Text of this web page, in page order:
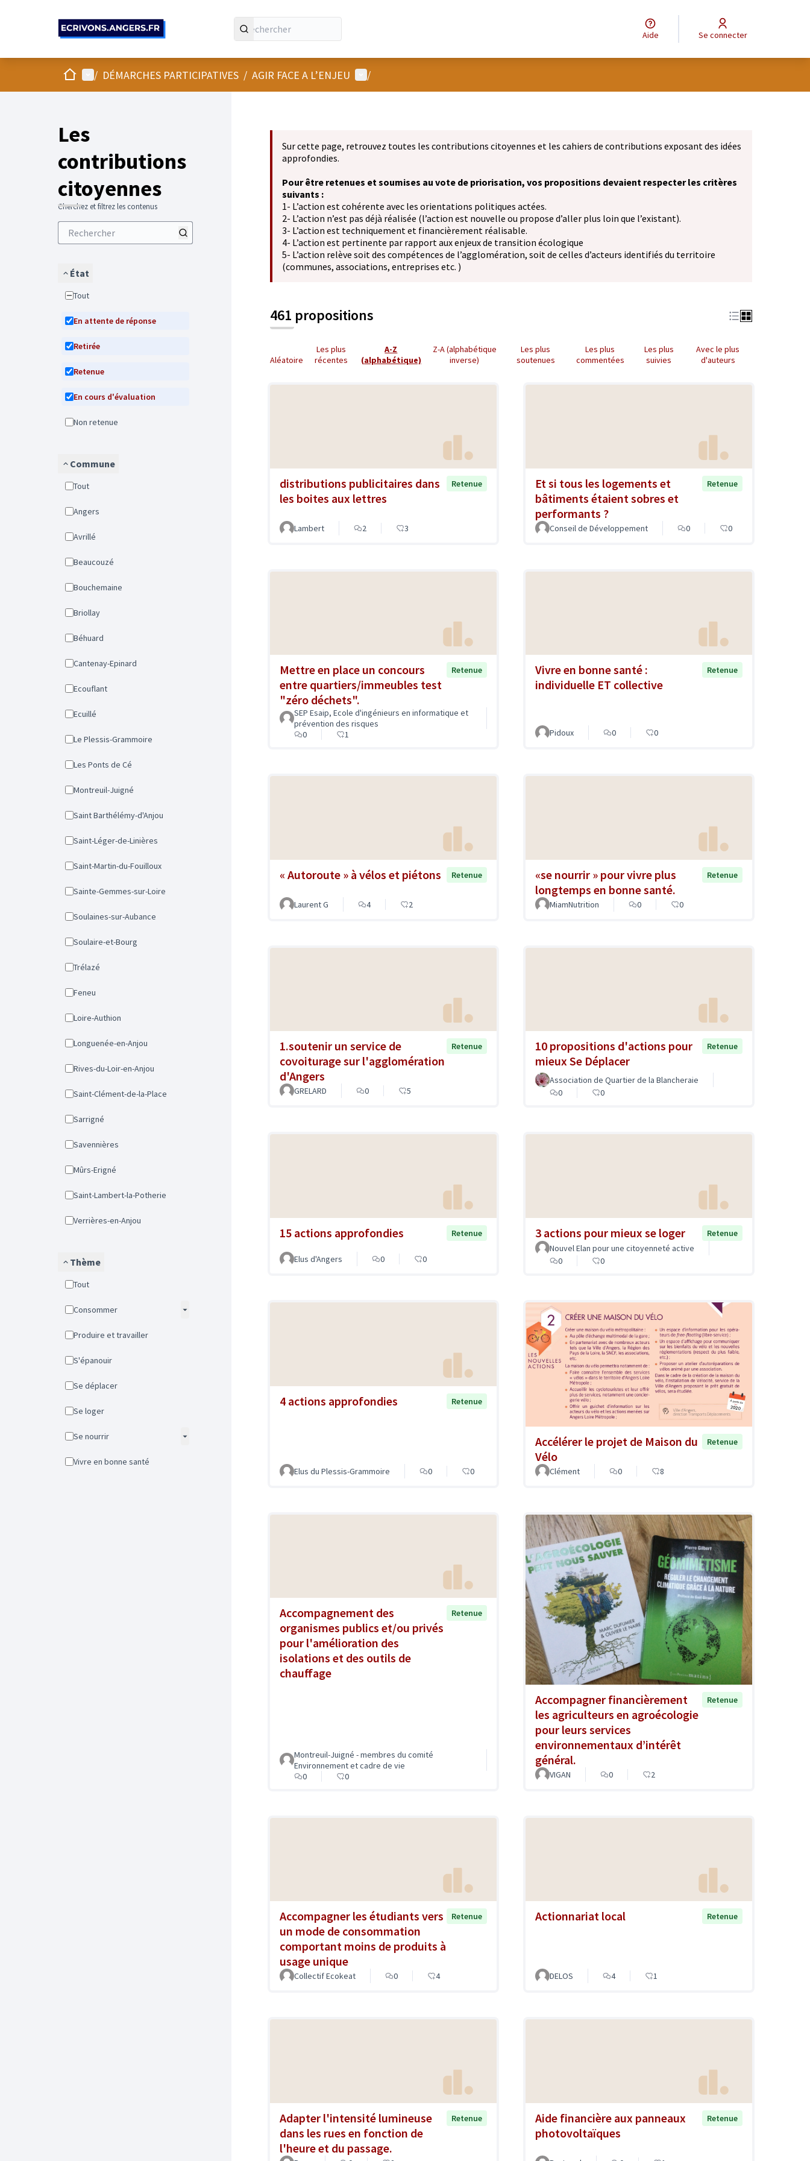
Aide Se connecter
AccueilMenu principal
/ DÉMARCHES PARTICIPATIVES / AGIR FACE A L’ENJEU Menu utilisateur
/
Les
contributions
citoyennes
Cherchez et filtrez les contenus
État
Tout
En attente de réponse
Retirée
Retenue
En cours d'évaluation
Non retenue
Commune
Tout
Angers
Avrillé
Beaucouzé
Bouchemaine
Briollay
Béhuard
Cantenay-Epinard
Ecouflant
Ecuillé
Le Plessis-Grammoire
Les Ponts de Cé
Montreuil-Juigné
Saint Barthélémy-d'Anjou
Saint-Léger-de-Linières
Saint-Martin-du-Fouilloux
Sainte-Gemmes-sur-Loire
Soulaines-sur-Aubance
Soulaire-et-Bourg
Trélazé
Feneu
Loire-Authion
Longuenée-en-Anjou
Rives-du-Loir-en-Anjou
Saint-Clément-de-la-Place
Sarrigné
Savennières
Mûrs-Erigné
Saint-Lambert-la-Potherie
Verrières-en-Anjou
Thème
Tout
Consommer
Produire et travailler
S'épanouir
Se déplacer
Se loger
Se nourrir
Vivre en bonne santé
Sur cette page, retrouvez toutes les contributions citoyennes et les cahiers de contributions exposant des idées
approfondies.
Pour être retenues et soumises au vote de priorisation, vos propositions devaient respecter les critères
suivants :
1- L’action est cohérente avec les orientations politiques actées.
2- L’action n’est pas déjà réalisée (l’action est nouvelle ou propose d’aller plus loin que l’existant).
3- L’action est techniquement et financièrement réalisable.
4- L’action est pertinente par rapport aux enjeux de transition écologique
5- L’action relève soit des compétences de l’agglomération, soit de celles d’acteurs identifiés du territoire
(communes, associations, entreprises etc. )
461 propositions
Aléatoire
Les plus
récentes
A-Z
(alphabétique)
Z-A (alphabétique
inverse)
Les plus
soutenues
Les plus
commentées
Les plus
suivies
Avec le plus
d'auteurs
distributions publicitaires dans
les boites aux lettres
Retenue
Lambert 2 3
Et si tous les logements et
bâtiments étaient sobres et
performants ?
Retenue
Conseil de Développement 0 0
Mettre en place un concours
entre quartiers/immeubles test
"zéro déchets".
Retenue
SEP Esaip, Ecole d'ingénieurs en informatique et
prévention des risques
0
1
Vivre en bonne santé :
individuelle ET collective
Retenue
Pidoux 0 0
« Autoroute » à vélos et piétons Retenue
Laurent G 4 2
«se nourrir » pour vivre plus
longtemps en bonne santé.
Retenue
MiamNutrition 0 0
1.soutenir un service de
covoiturage sur l'agglomération
d'Angers
Retenue
GRELARD 0 5
10 propositions d'actions pour
mieux Se Déplacer
Retenue
Association de Quartier de la Blancheraie
0
0
15 actions approfondies Retenue
Elus d'Angers 0 0
3 actions pour mieux se loger
Retenue
Nouvel Elan pour une citoyenneté active
0
0
4 actions approfondies Retenue
Elus du Plessis-Grammoire 0 0
Accélérer le projet de Maison du
Vélo
Retenue
Clément 0 8
Accompagnement des
organismes publics et/ou privés
pour l'amélioration des
isolations et des outils de
chauffage
Retenue
Montreuil-Juigné - membres du comité
Environnement et cadre de vie
0
0
Accompagner financièrement
les agriculteurs en agroécologie
pour leurs services
environnementaux d’intérêt
général.
Retenue
VIGAN 0 2
Accompagner les étudiants vers
un mode de consommation
comportant moins de produits à
usage unique
Retenue
Collectif Ecokeat 0 4
Actionnariat local Retenue
DELOS 4 1
Adapter l'intensité lumineuse
dans les rues en fonction de
l'heure et du passage.
Retenue
Aide financière aux panneaux
photovoltaïques
Retenue